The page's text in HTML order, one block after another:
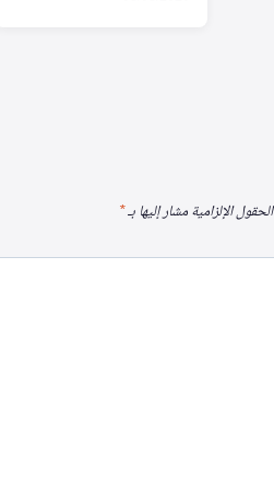
الحقول الإلزامية مشار إليها بـ*